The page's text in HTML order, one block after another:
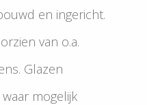
en ingericht.
van o.a.
Glazen
mogelijk